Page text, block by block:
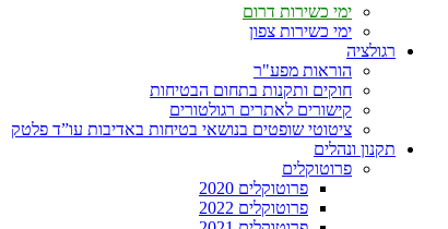
ימי כשירות דרום
ימי כשירות צפון
רגולציה
הוראות מפע"ר
חוקים ותקנות בתחום הבטיחות
קישורים לאתרים רגולטורים
ציטוטי שופטים בנושאי בטיחות באדיבות עו”ד פלטק
תקנון ונהלים
פרוטוקלים
פרוטוקלים 2020
פרוטוקלים 2022